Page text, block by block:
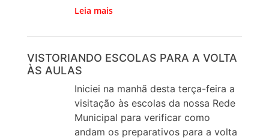
Leia mais
VISTORIANDO ESCOLAS PARA A VOLTA
ÀS AULAS
Iniciei na manhã desta terça-feira a
visitação às escolas da nossa Rede
Municipal para verificar como
andam os preparativos para a volta